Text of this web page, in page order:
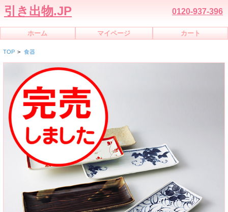
引き出物.JP 0120-937-396
ホーム マイページ カート
TOP > 食器